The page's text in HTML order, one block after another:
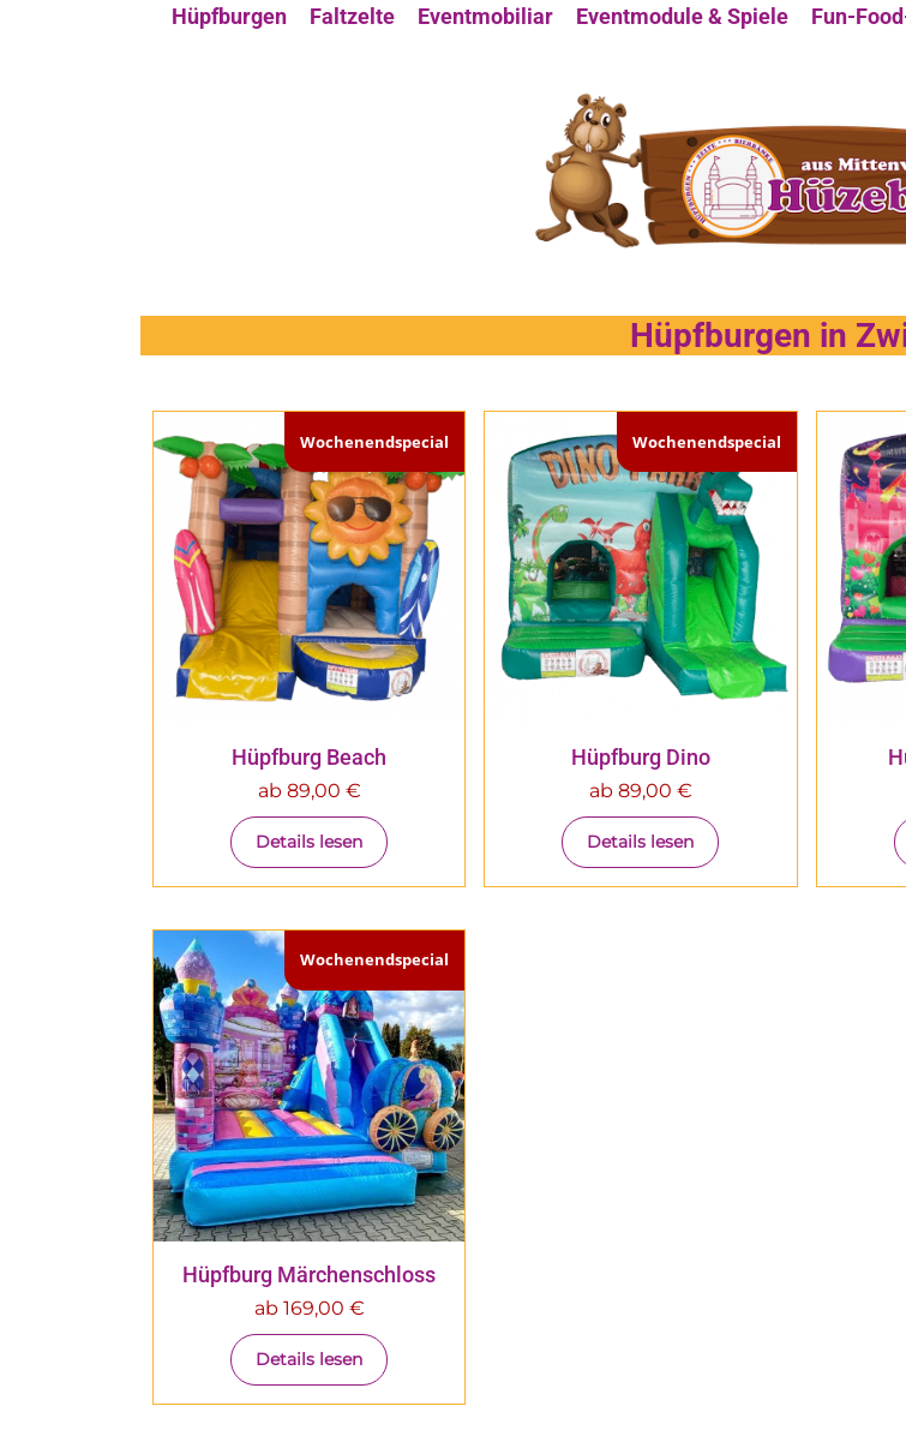
Hüpfburgen Faltzelte Eventmobiliar Eventmodule & Spiele Fun-
Hüpfburgen in
Wochenendspecial
Hüpfburg Beach
ab 89,00 €
Details lesen
Wochenendspecial
Hüpfburg Dino
ab 89,00 €
Details lesen
Wochenendspecial
Hüpfburg Märchenschloss
ab 169,00 €
Details lesen